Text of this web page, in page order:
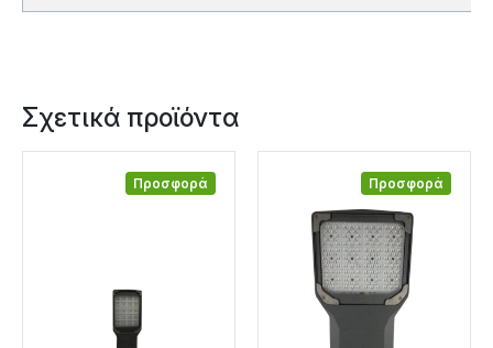
Σχετικά προϊόντα
Προσφορά Προσφορά